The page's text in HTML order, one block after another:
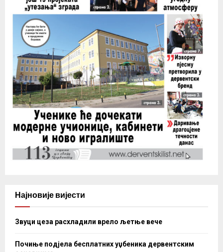
Најновије вијести
Звуци цеза расхладили врело љетње вече
Почиње подјела бесплатних уџбеника дервентским